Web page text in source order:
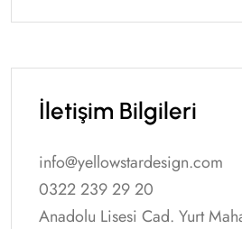
İletişim Bilgileri
info@yellowstardesign.com
0322 239 29 20
Anadolu Lisesi Cad. Yurt